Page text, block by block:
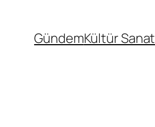
GündemKültür Sanat